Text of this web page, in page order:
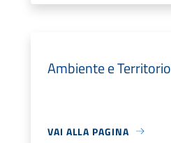
Ambiente e Territorio
VAI ALLA PAGINA